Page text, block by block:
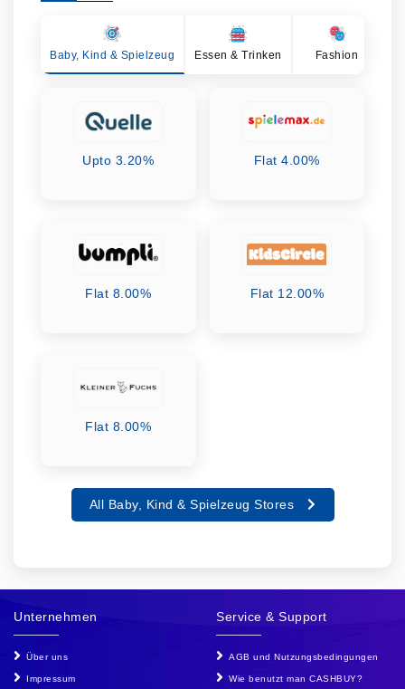
Baby, Kind & Spielzeug Essen & Trinken Fashion
Upto 3.20% Flat 4.00%
Flat 8.00% Flat 12.00%
Flat 8.00%
All Baby, Kind & Spielzeug Stores
Unternehmen
Über uns
Impressum
Service & Support
AGB und Nutzungsbedingungen
Wie benutzt man CASHBUY?